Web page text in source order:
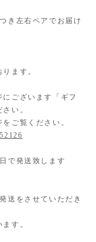
き左右ペアでお届け
ます。
ございます「ギフ
い。
ご覧ください。
で発送致します
送をさせていただき
す。